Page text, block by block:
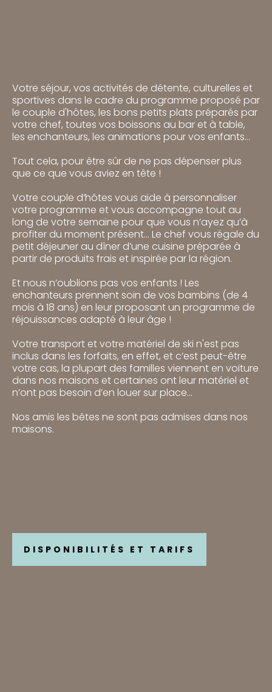
Votre séjour, vos activités de détente, culturelles et
sportives dans le cadre du programme proposé par
le couple d'hôtes, les bons petits plats préparés par
votre chef, toutes vos boissons au bar et à table,
les enchanteurs, les animations pour vos enfants…
Tout cela, pour être sûr de ne pas dépenser plus
que ce que vous aviez en tête !
Votre couple d’hôtes vous aide à personnaliser
votre programme et vous accompagne tout au
long de votre semaine pour que vous n’ayez qu’à
profiter du moment présent… Le chef vous régale du
petit déjeuner au dîner d’une cuisine préparée à
partir de produits frais et inspirée par la région.
Et nous n’oublions pas vos enfants ! Les
enchanteurs prennent soin de vos bambins (de 4
mois à 18 ans) en leur proposant un programme de
réjouissances adapté à leur âge !
Votre transport et votre matériel de ski n'est pas
inclus dans les forfaits, en effet, et c’est peut-être
votre cas, la plupart des familles viennent en voiture
dans nos maisons et certaines ont leur matériel et
n’ont pas besoin d’en louer sur place...
Nos amis les bêtes ne sont pas admises dans nos
maisons.
DISPONIBILITÉS ET TARIFS